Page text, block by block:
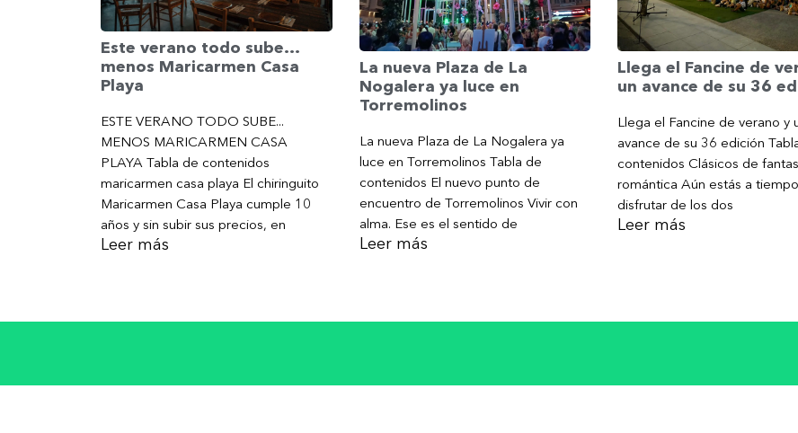
Este verano todo sube…
menos Maricarmen Casa
Playa
ESTE VERANO TODO SUBE...
MENOS MARICARMEN CASA
PLAYA Tabla de contenidos
maricarmen casa playa El chiringuito
Maricarmen Casa Playa cumple 10
años y sin subir sus precios, en
Leer más
La nueva Plaza de La
Nogalera ya luce en
Torremolinos
La nueva Plaza de La Nogalera ya
luce en Torremolinos Tabla de
contenidos El nuevo punto de
encuentro de Torremolinos Vivir con
alma. Ese es el sentido de
Leer más
Llega el Fancine de
un avance de su 36
Llega el Fancine de verano y
avance de su 36 edición
contenidos Clásicos de
romántica Aún estás a
disfrutar de los dos
Leer más